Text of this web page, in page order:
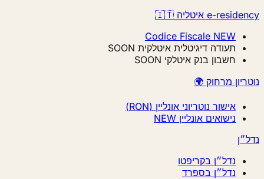
e-residency איטליה 🇮🇹
Codice Fiscale NEW
תעודה דיגיטלית איטלקית SOON
חשבון בנק איטלקי SOON
נוטריון מרחוק 🌍
אישור נוטריוני אונליין (RON)
נישואים אונליין NEW
נדל״ן
נדל״ן בקריפטו
נדל״ן בספרד